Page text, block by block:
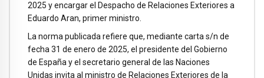
2025 y encargar el Despacho de Relaciones Exteriores a
Eduardo Aran, primer ministro.
La norma publicada refiere que, mediante carta s/n de
fecha 31 de enero de 2025, el presidente del Gobierno
de España y el secretario general de las Naciones
Unidas invita al ministro de Relaciones Exteriores de la